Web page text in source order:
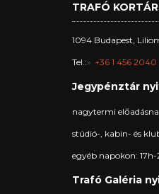
TRAFÓ
1094 Budapest,
Tel.: +36 1 456 2040
Jegypénztár
nagytermi
stúdió-, kabin- és
egyéb napokon:
Trafó Galéria